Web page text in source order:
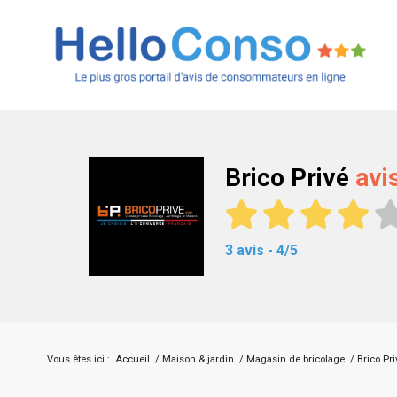
Brico Privé
3 avis - 4/5
Vous êtes ici : Accueil / Maison & jardin / Magasin de bricolage / Brico